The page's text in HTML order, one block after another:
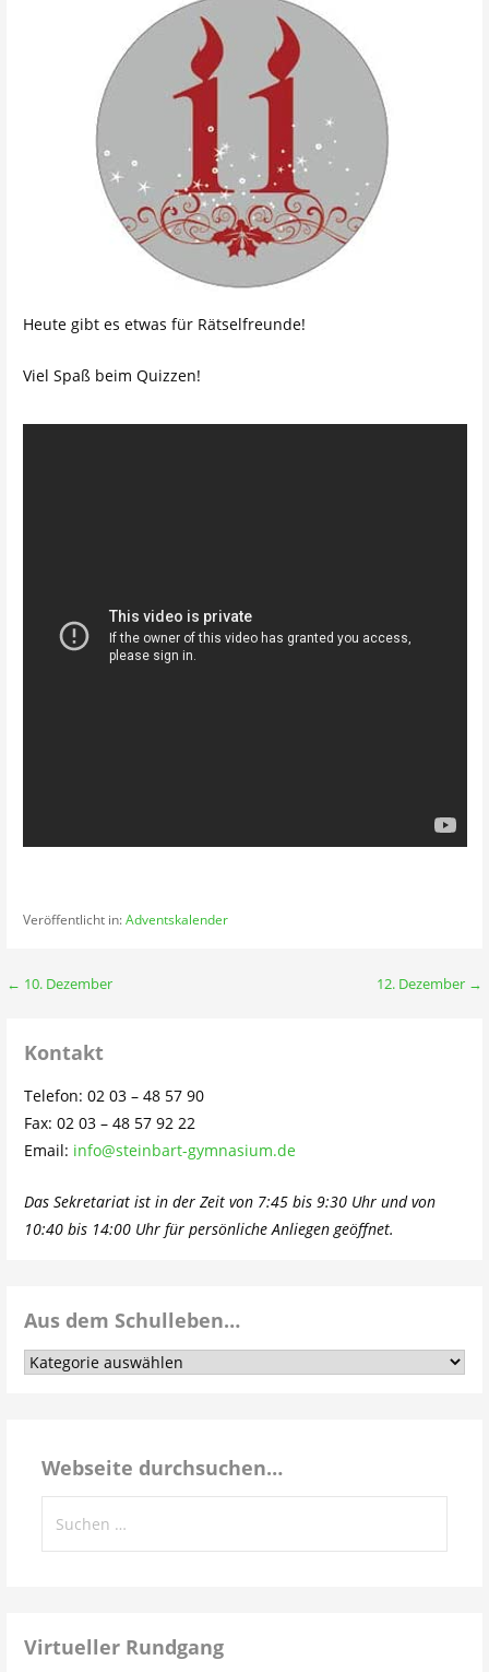
Heute gibt es etwas für Rätselfreunde!
Viel Spaß beim Quizzen!
Veröffentlicht in:Adventskalender
Beitragsnavigation
← 10. Dezember 12. Dezember →
Kontakt
Telefon: 02 03 – 48 57 90
Fax: 02 03 – 48 57 92 22
Email: info@steinbart-gymnasium.de
Das Sekretariat ist in der Zeit von 7:45 bis 9:30 Uhr und von
10:40 bis 14:00 Uhr für persönliche Anliegen geöffnet.
Aus dem Schulleben…
Aus
Webseite durchsuchen…
nach:
Virtueller Rundgang